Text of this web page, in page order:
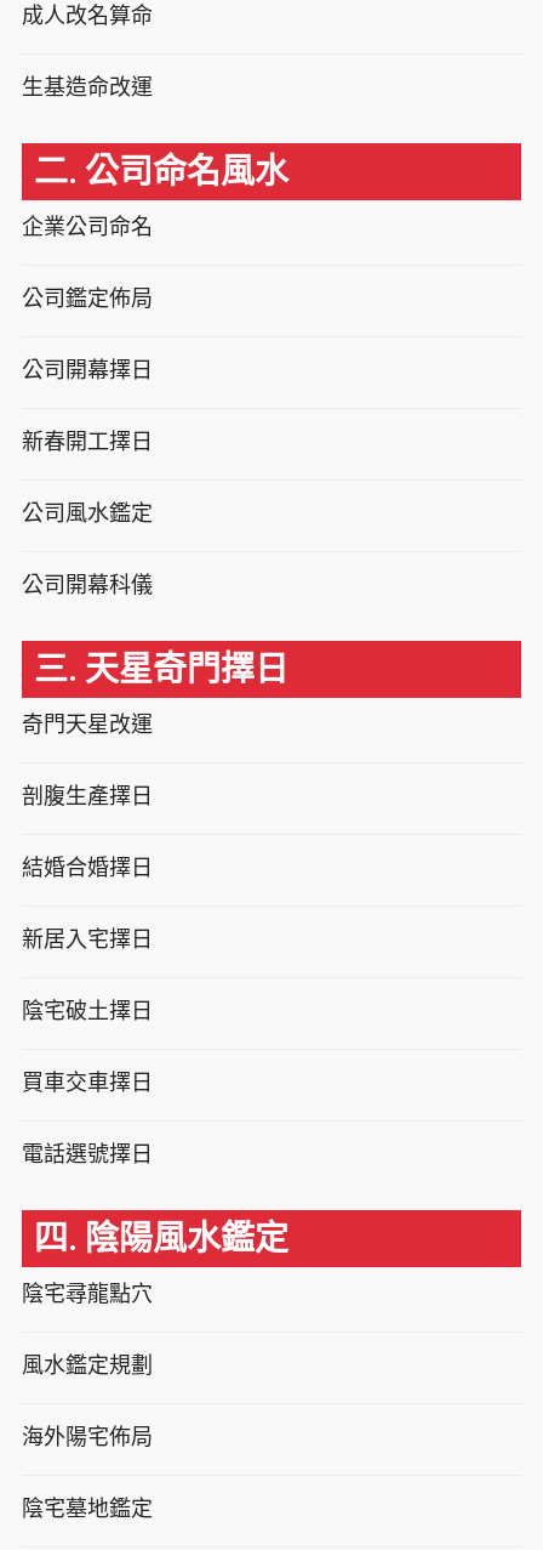
成人改名算命
生基造命改運
二. 公司命名風水
企業公司命名
公司鑑定佈局
公司開幕擇日
新春開工擇日
公司風水鑑定
公司開幕科儀
三. 天星奇門擇日
奇門天星改運
剖腹生產擇日
結婚合婚擇日
新居入宅擇日
陰宅破土擇日
買車交車擇日
電話選號擇日
四. 陰陽風水鑑定
陰宅尋龍點穴
風水鑑定規劃
海外陽宅佈局
陰宅墓地鑑定